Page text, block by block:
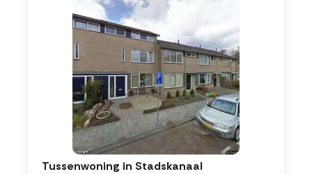
Tussenwoning in Stadskanaal